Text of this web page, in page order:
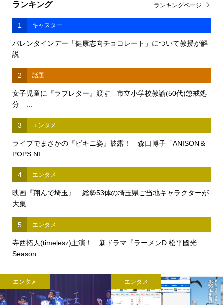
ランキング
1 キャスター
バレンタインデー「健康志向チョコレート」について教授が解
説
2 話題
女子児童に『ラブレター』渡す 市立小学校教諭(50代)懲戒処
分 ...
3 エンタメ
ライブでまさかの『ビキニ姿』披露！ 森口博子「ANISON＆
POPS NI...
4 エンタメ
映画『翔んで埼玉』 総勢53体の埼玉県ご当地キャラクターが
大集...
5 エンタメ
寺西拓人(timelesz)主演！ 新ドラマ『ラーメンD 松平國光
Season...
ランキングページ
タメ エンタメ エ